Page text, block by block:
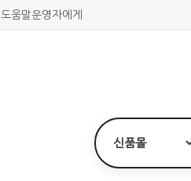
도움말운영자에게